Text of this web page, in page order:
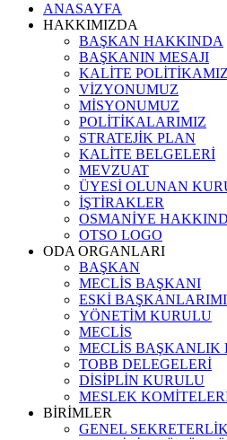
ANASAYFA
HAKKIMIZDA
BAŞKAN HAKKINDA
BAŞKANIN MESAJI
KALİTE POLİTİKAMIZ
VİZYONUMUZ
MİSYONUMUZ
POLİTİKALARIMIZ
STRATEJİK PLAN
KALİTE BELGELERİ
MEVZUAT
ÜYESİ OLUNAN
İŞTİRAKLER
OSMANİYE
OTSO LOGO
ODA ORGANLARI
BAŞKAN
MECLİS BAŞKANI
ESKİ
YÖNETİM KURULU
MECLİS
MECLİS BAŞKANLIK
TOBB DELEGELERİ
DİSİPLİN KURULU
MESLEK
BİRİMLER
GENEL SEKRETERLİK